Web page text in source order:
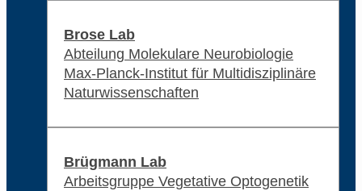
Brose Lab
Abteilung Molekulare Neurobiologie
Max-Planck-Institut für Multidisziplinäre
Naturwissenschaften
Brügmann Lab
Arbeitsgruppe Vegetative Optogenetik